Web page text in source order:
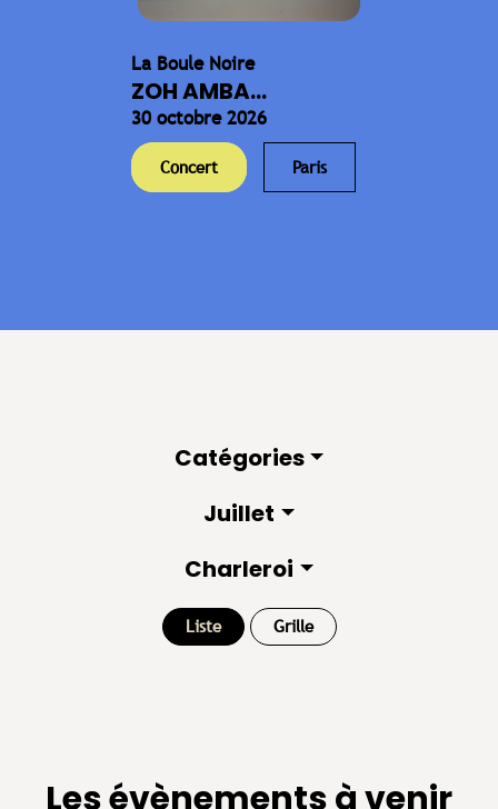
La Boule Noire
ZOH AMBA...
30 octobre 2026
Concert Paris
Catégories
Juillet
Charleroi
Liste Grille
Les évènements à venir